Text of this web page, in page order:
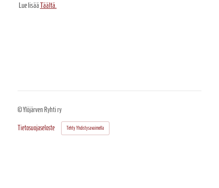
Lue lisääTäältä.
©Ylöjärven Ryhti ry
Tietosuojaseloste Tehty Yhdistysavaimella